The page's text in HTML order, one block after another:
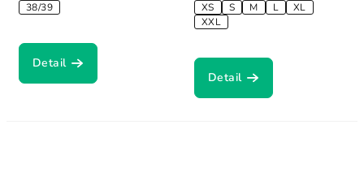
38/39
Detail
XS S M L
XL
XXL
Detail